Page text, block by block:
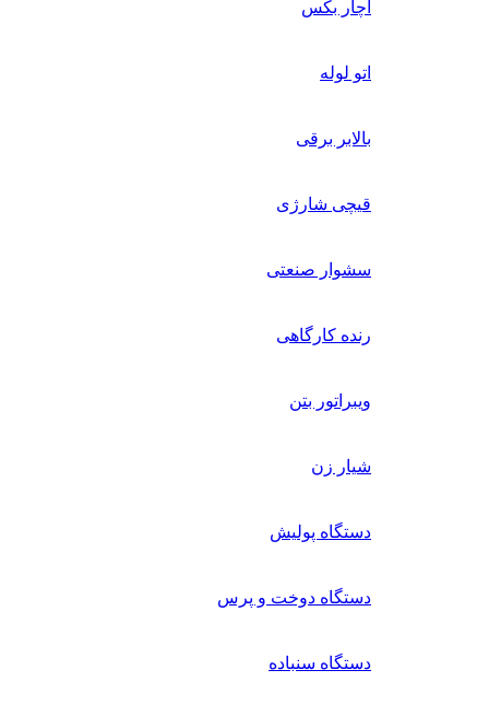
اچار بکس
اتو لوله
بالابر برقی
قیچی شارژی
سشوار صنعتی
رنده کارگاهی
ویبراتور بتن
شیار زن
دستگاه پولیش
دستگاه دوخت و پرس
دستگاه سنباده